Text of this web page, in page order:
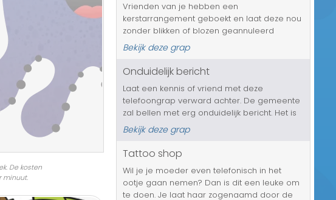
De kosten
minuut.
Vrienden van je hebben een
kerstarrangement geboekt en laat deze nou
zonder blikken of blozen geannuleerd
worden, in verband met een dreigend
faillissement van het hotel waar dit is
geboekt. Het bedrijf staat zelfs al onder
curatele. Laat j...
Bekijk deze grap
Onduidelijk bericht
Laat een kennis of vriend met deze
telefoongrap verward achter. De gemeente
zal bellen met erg onduidelijk bericht. Het is
gewoon niet te verstaan. En ineens zal de
man op gaan hangen en weet jouw
slachtoffer nog steeds niet waarvoor de
Bekijk deze grap
Tattoo shop
Wil je je moeder even telefonisch in het
ootje gaan nemen? Dan is dit een leuke om
te doen. Je laat haar zogenaamd door de